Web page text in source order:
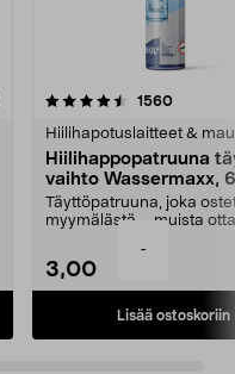
-
1560
Hiilihapotuslaitteet &
Hiilihappopatruuna
vaihto Wassermaxx,
Täyttöpatruuna, joka
myymälästä – muista
3,00
Lisää ostoskoriin
4.5viidestä